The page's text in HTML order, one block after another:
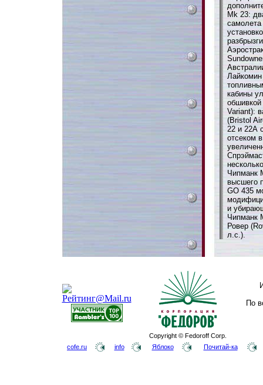
Mk 23:
кабины
Variant):
(Bristol
22 и 22А
отсеком
Чипманк
высшего
GO 435
и
Чипманк
Ровер
л.с.).
Copyright © Fedoroff Corp.
По
cofe.ru info Яблоко Почитай-ка